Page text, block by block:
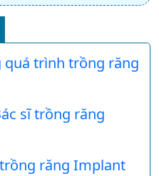
quá trình trồng răng
sĩ trồng răng
răng Implant